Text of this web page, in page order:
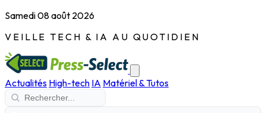
Samedi 08 août 2026
VEILLE TECH & IA AU QUOTIDIEN
Actualités High-tech IA Matériel & Tutos